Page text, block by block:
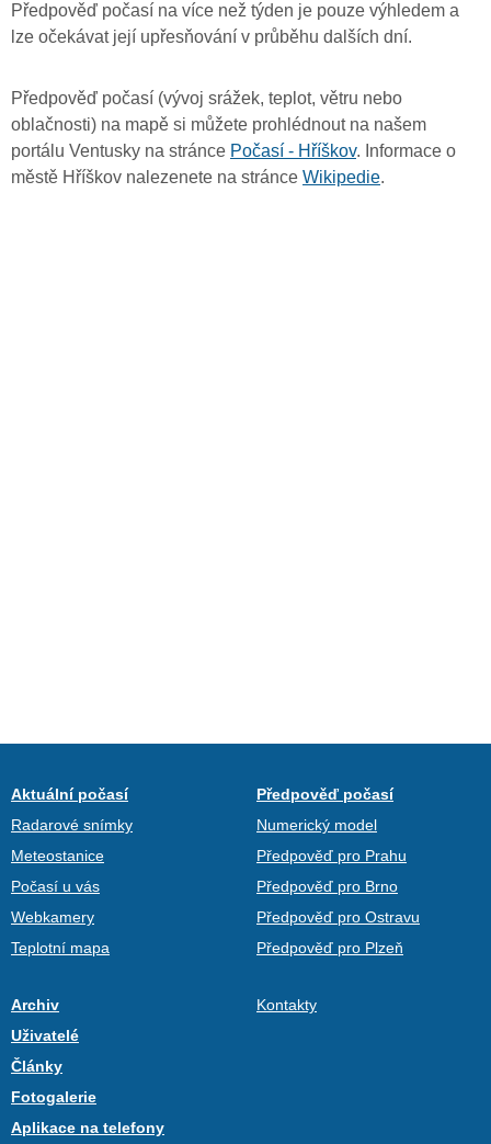
Předpověď počasí na více než týden je pouze výhledem a
lze očekávat její upřesňování v průběhu dalších dní.
Předpověď počasí (vývoj srážek, teplot, větru nebo
oblačnosti) na mapě si můžete prohlédnout na našem
portálu Ventusky na stránce Počasí - Hříškov. Informace o
městě Hříškov nalezenete na stránce Wikipedie.
Aktuální počasí
Radarové snímky
Meteostanice
Počasí u vás
Webkamery
Teplotní mapa
Předpověď počasí
Numerický model
Předpověď pro Prahu
Předpověď pro Brno
Předpověď pro Ostravu
Předpověď pro Plzeň
Archiv
Uživatelé
Články
Fotogalerie
Aplikace na telefony
Kontakty